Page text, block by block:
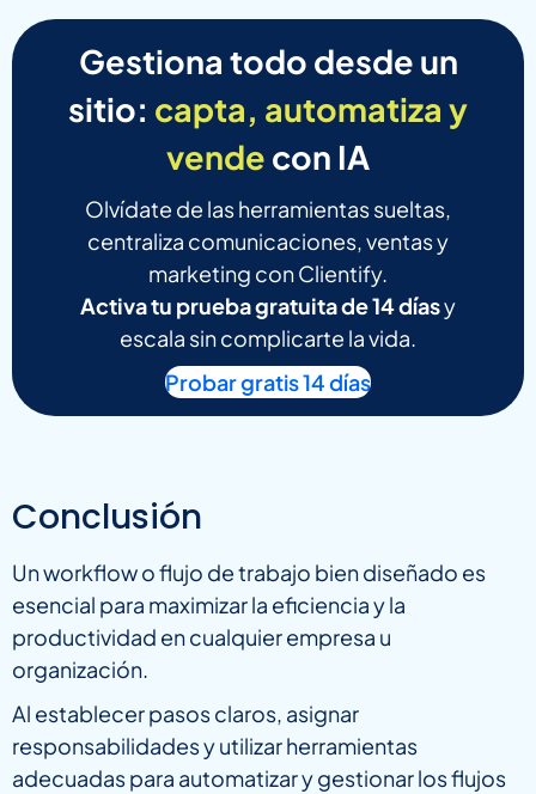
Gestiona todo desde un
sitio: capta, automatiza y
vende con IA
Olvídate de las herramientas sueltas,
centraliza comunicaciones, ventas y
marketing con Clientify.
Activa tu prueba gratuita de 14 díasy
escala sin complicarte la vida.
Probar gratis 14 días
Conclusión
Un workflow o flujo de trabajo bien diseñado es
esencial para maximizar la eficiencia y la
productividad en cualquier empresa u
organización.
Al establecer pasos claros, asignar
responsabilidades y utilizar herramientas
adecuadas para automatizar y gestionar los flujos